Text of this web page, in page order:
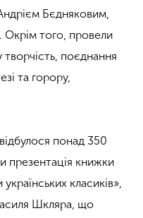
Бєдняковим,
того, провели
поєднання
та горору,
понад 350
презентація книжки
класиків»,
Шкляра, що